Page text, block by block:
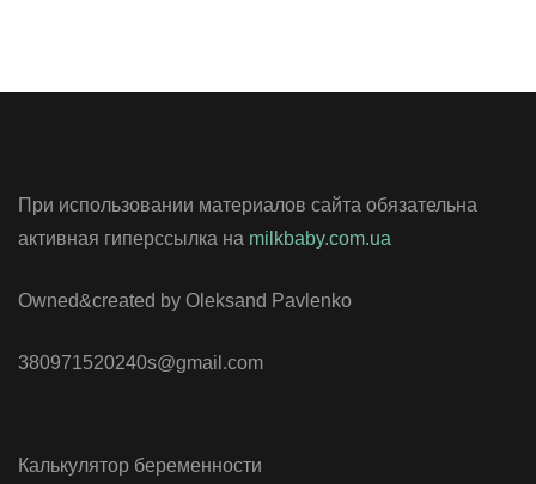
При использовании материалов сайта обязательна
активная гиперссылка на milkbaby.com.ua
Owned&created by Oleksand Pavlenko
380971520240s@gmail.com
Калькулятор беременности